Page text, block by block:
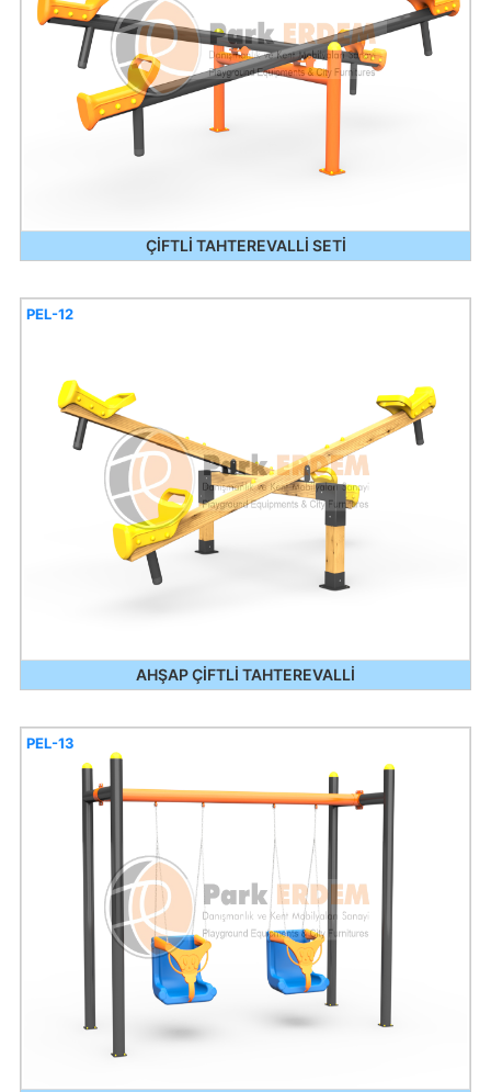
ÇİFTLİ TAHTEREVALLİ SETİ
AHŞAP ÇİFTLİ TAHTEREVALLİ
PEL-12
PEL-13